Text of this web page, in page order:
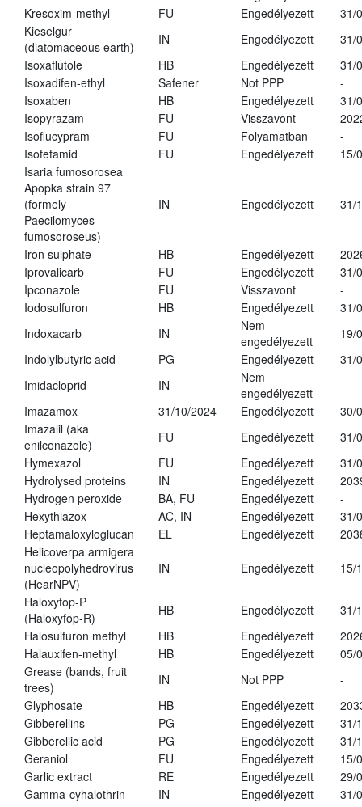
Kresoxim-methyl
FU Engedélyezett
31/
Kieselgur
(diatomaceous earth)
IN Engedélyezett
31/
Isoxaflutole
HB Engedélyezett
31/
Isoxadifen-ethyl
Safener Not PPP
-
Isoxaben
HB Engedélyezett
31/
Isopyrazam
FU Visszavont
Isoflucypram
FU Folyamatban
-
Isofetamid
FU Engedélyezett
15/
Isaria fumosorosea
Apopka strain 97
(formely
Paecilomyces
fumosoroseus)
IN Engedélyezett 31/
Iron sulphate HB Engedélyezett
Iprovalicarb
FU Engedélyezett
31/
Ipconazole
FU Visszavont
-
Iodosulfuron
HB Engedélyezett
31/
Indoxacarb
IN
Nem
engedélyezett
19/
Indolylbutyric acid
PG Engedélyezett
31/
Imidacloprid
IN
Nem
engedélyezett
Imazamox
31/10/2024 Engedélyezett
30/
Imazalil (aka
enilconazole)
FU Engedélyezett
31/
Hymexazol
FU Engedélyezett
31/
Hydrolysed proteins
IN Engedélyezett
Hydrogen peroxide
BA, FU Engedélyezett
-
Hexythiazox
AC, IN Engedélyezett
31/
Heptamaloxyloglucan
EL Engedélyezett
Helicoverpa armigera
nucleopolyhedrovirus
(HearNPV)
IN Engedélyezett 15/
Haloxyfop-P
(Haloxyfop-R)
HB Engedélyezett
31/
Halosulfuron methyl
HB Engedélyezett
Halauxifen-methyl
HB Engedélyezett
05/
Grease (bands, fruit
trees)
IN Not PPP
-
Glyphosate
HB Engedélyezett
Gibberellins
PG Engedélyezett
31/
Gibberellic acid
PG Engedélyezett
31/
Geraniol
FU Engedélyezett
15/
Garlic extract
RE Engedélyezett
29/
Gamma-cyhalothrin
IN Engedélyezett
31/